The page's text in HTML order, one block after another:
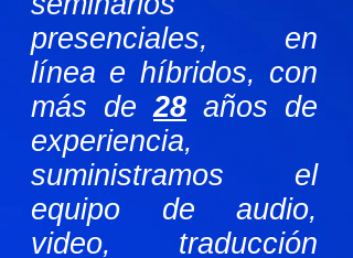
presenciales, en
línea e híbridos, con
más de28 años de
experiencia,
suministramos el
equipo de audio,
video, traducción